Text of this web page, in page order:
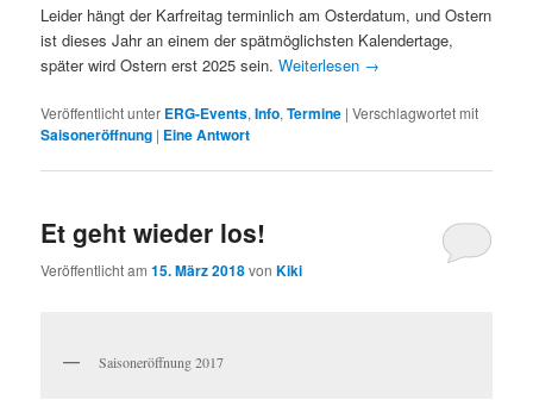
Leider hängt der Karfreitag terminlich am Osterdatum, und Ostern
ist dieses Jahr an einem der spätmöglichsten Kalendertage,
später wird Ostern erst 2025 sein.Weiterlesen →
Veröffentlicht unter ERG-Events,Info,Termine |Verschlagwortet mit
Saisoneröffnung | EineAntwort
Et geht wieder los!
Veröffentlicht am15. März 2018vonKiki
Saisoneröffnung 2017